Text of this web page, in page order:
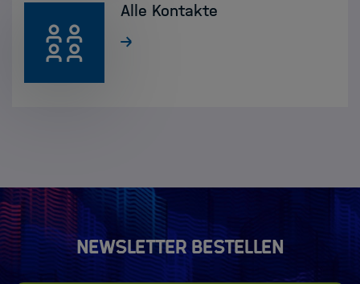
Alle Kontakte
Newsletter bestellen